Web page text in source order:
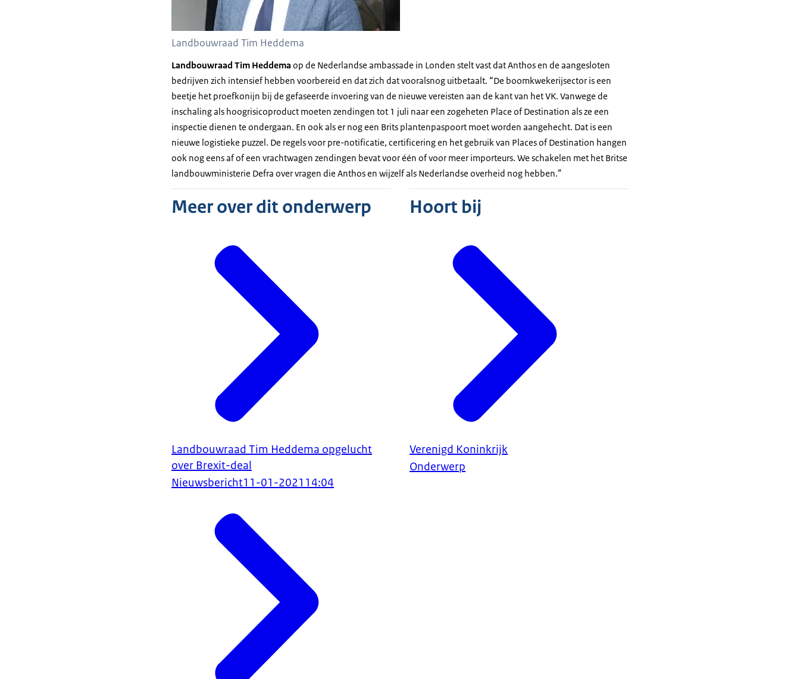
Landbouwraad Tim Heddema
Landbouwraad Tim Heddema op de Nederlandse ambassade in Londen stelt vast dat Anthos en de aangesloten
bedrijven zich intensief hebben voorbereid en dat zich dat vooralsnog uitbetaalt. “De boomkwekerijsector is een
beetje het proefkonijn bij de gefaseerde invoering van de nieuwe vereisten aan de kant van het VK. Vanwege de
inschaling als hoogrisicoproduct moeten zendingen tot 1 juli naar een zogeheten Place of Destination als ze een
inspectie dienen te ondergaan. En ook als er nog een Brits plantenpaspoort moet worden aangehecht. Dat is een
nieuwe logistieke puzzel. De regels voor pre-notificatie, certificering en het gebruik van Places of Destination hangen
ook nog eens af of een vrachtwagen zendingen bevat voor één of voor meer importeurs. We schakelen met het Britse
landbouwministerie Defra over vragen die Anthos en wijzelf als Nederlandse overheid nog hebben.”
Meer over dit onderwerp
Landbouwraad Tim Heddema opgelucht
over Brexit-deal
Nieuwsbericht11-01-2021 14:04
Hoort bij
Verenigd Koninkrijk
Onderwerp